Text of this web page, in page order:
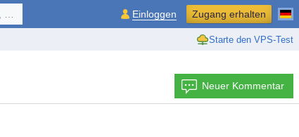
Starte den VPS-Test
Einloggen Zugang erhalten
Neuer Kommentar